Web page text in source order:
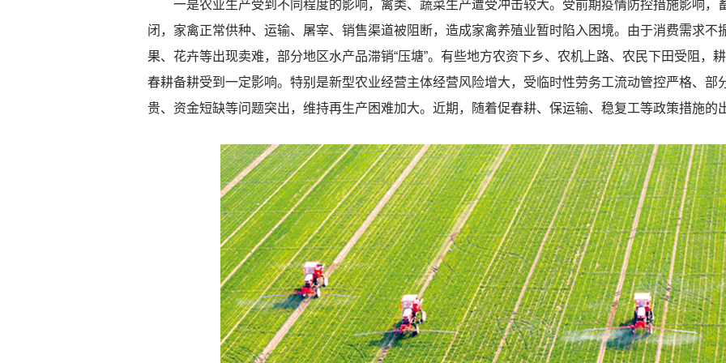
一是农业生产受到不同程度的影响，禽类、蔬菜生产遭受冲击较大。受前期疫情防控措施影响，
闭，家禽正常供种、运输、屠宰、销售渠道被阻断，造成家禽养殖业暂时陷入困境。由于消费需求不
果、花卉等出现卖难，部分地区水产品滞销“压塘”。有些地方农资下乡、农机上路、农民下田受阻，
春耕备耕受到一定影响。特别是新型农业经营主体经营风险增大，受临时性劳务工流动管控严格、部
贵、资金短缺等问题突出，维持再生产困难加大。近期，随着促春耕、保运输、稳复工等政策措施的